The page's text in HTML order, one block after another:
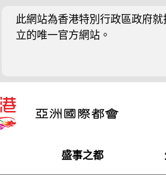
此網站為香港特別行政區政府
立的唯一官方網站。
盛事之都